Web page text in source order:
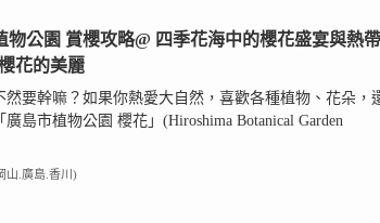
物公園 賞櫻攻略@ 四季花海中的櫻花盛宴與熱帶
花的美麗
然要幹嘛？如果你熱愛大自然，喜歡各種植物、花朵，
島市植物公園 櫻花」(Hiroshima Botanical Garden
山.廣島.香川)